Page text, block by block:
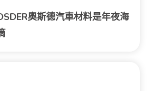
奧斯德汽車材料是年夜海